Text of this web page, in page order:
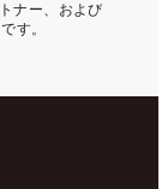
ナー、および
す。